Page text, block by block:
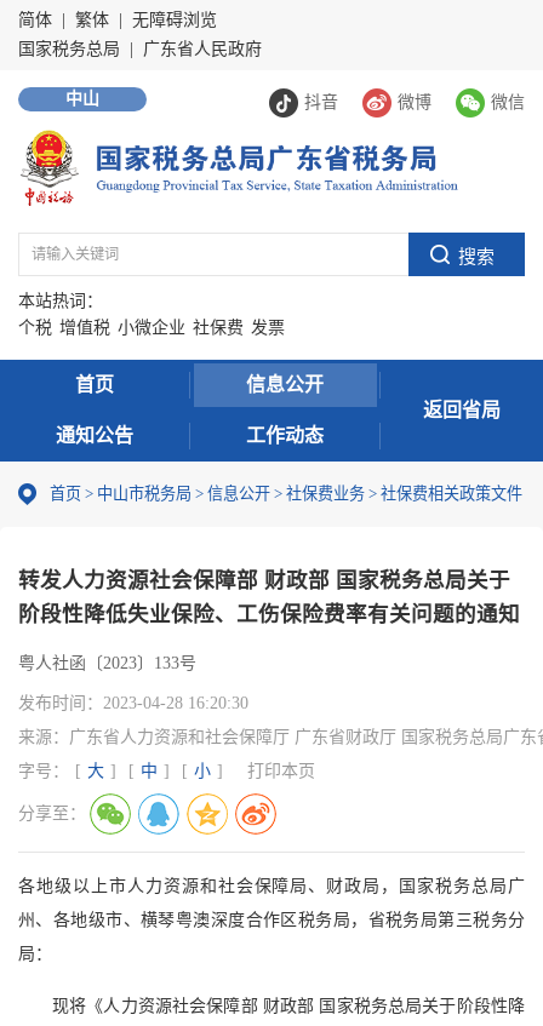
简体 繁体
无障碍浏览
国家税务总局
广东省人民政府
抖音 微博 微信
中山
本站热词：
个税 增值税 小微企业 社保费 发票
首页 信息公开
通知公告 工作动态
返回省局
首页 > 中山市税务局 > 信息公开 > 社保费业务 > 社保费相关政策文件
转发人力资源社会保障部 财政部 国家税务总局关于
阶段性降低失业保险、工伤保险费率有关问题的通知
粤人社函〔2023〕133号
发布时间： 2023-04-28 16:20:30
来源： 广东省人力资源和社会保障厅 广东省财政厅 国家税务总局广东
字号：
[ 大 ] [ 中 ] [ 小 ] 打印本页
分享至：
各地级以上市人力资源和社会保障局、财政局，国家税务总局广
州、各地级市、横琴粤澳深度合作区税务局，省税务局第三税务分
局：
现将《人力资源社会保障部 财政部 国家税务总局关于阶段性降